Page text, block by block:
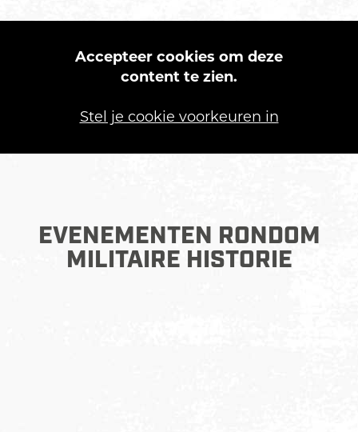
Accepteer cookies om deze
content te zien.
Stel je cookie voorkeuren in
EVENEMENTEN RONDOM
MILITAIRE HISTORIE